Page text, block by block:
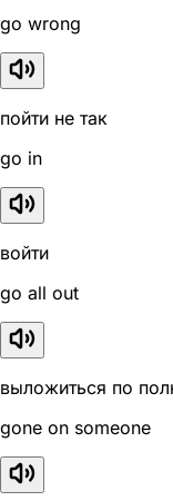
go wrong
пойти не так
go in
войти
go all out
выложиться по
gone on someone